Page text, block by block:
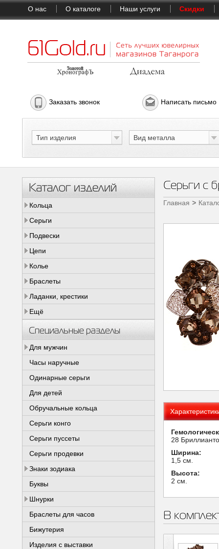
О нас О каталоге Наши услуги Скидки
Заказать звонок Написать письмо
Тип изделия Вид металла
Каталог изделий
Кольца
Серьги
Подвески
Цепи
Колье
Браслеты
Ладанки, крестики
Ещё
Специальные разделы
Для мужчин
Часы наручные
Одинарные серьги
Для детей
Обручальные кольца
Серьги конго
Серьги пуссеты
Серьги продевки
Знаки зодиака
Буквы
Шнурки
Браслеты для часов
Бижутерия
Изделия с выставки
Серьги с
Главная
28
Ширина:
1,5 см.
Высота:
2 см.
В